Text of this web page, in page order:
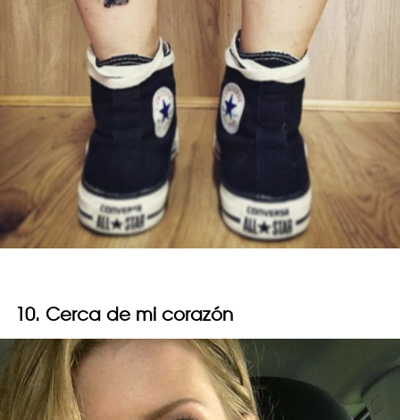
10. Cerca de mi corazón